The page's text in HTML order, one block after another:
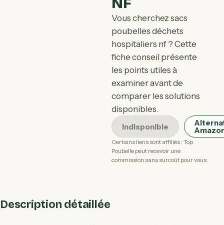
Vous cherchez sacs
poubelles déchets
hospitaliers nf ? Cette
fiche conseil présente
les points utiles à
examiner avant de
comparer les solutions
disponibles.
Indisponible
Certains liens sont affiliés : Top
Poubelle peut recevoir une
commission sans surcoût pour vous.
Description détaillée